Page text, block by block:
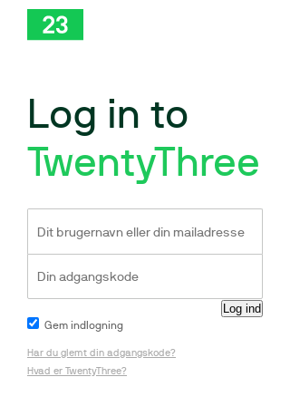
Log in to
TwentyThree
Gem indlogning
Har du glemt din adgangskode?
Hvad er TwentyThree?